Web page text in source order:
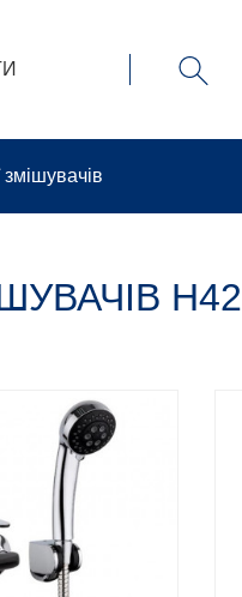
змішувачів
H42